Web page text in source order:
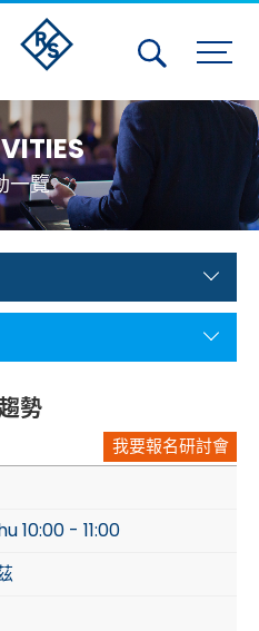
Security
一覽
勢
我要報名研討會
10:00 - 11:00